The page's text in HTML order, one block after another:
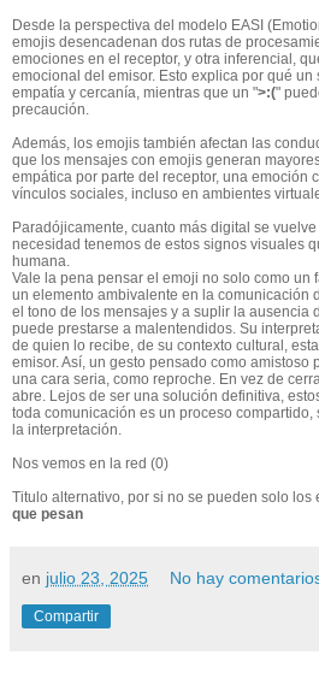
Desde la perspectiva del modelo EASI
emojis desencadenan dos rutas de
emociones en el receptor, y otra inferencial,
emocional del emisor. Esto explica por qué un
empatía y cercanía, mientras que un ">:("
precaución.
Además, los emojis también afectan las
que los mensajes con emojis generan
empática por parte del receptor, una emoción
vínculos sociales, incluso en ambientes
Paradójicamente, cuanto más digital se
necesidad tenemos de estos signos visuales
humana.
Vale la pena pensar el emoji no solo como un
un elemento ambivalente en la comunicación
el tono de los mensajes y a suplir la ausencia
puede prestarse a malentendidos. Su
de quien lo recibe, de su contexto cultural,
emisor. Así, un gesto pensado como amistoso
una cara seria, como reproche. En vez de
abre. Lejos de ser una solución definitiva,
toda comunicación es un proceso
la interpretación.
Nos vemos en la red (0)
Titulo alternativo, por si no se pueden solo los
que pesan
en julio 23, 2025 No hay
Compartir